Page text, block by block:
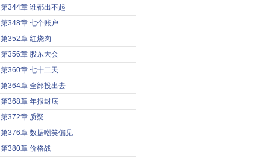
第344章 谁都出不起
第348章 七个账户
第352章 红烧肉
第356章 股东大会
第360章 七十二天
第364章 全部投出去
第368章 年报封底
第372章 质疑
第376章 数据嘲笑偏见
第380章 价格战